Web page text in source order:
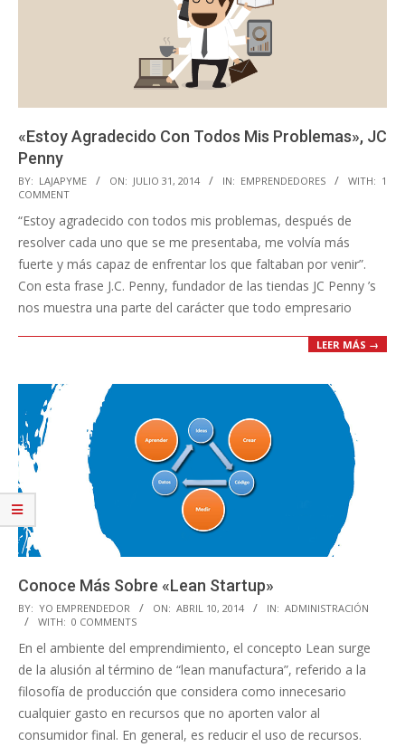
«Estoy Agradecido Con Todos Mis Problemas», JC
Penny
2014-
07-
31
BY: LAJAPYME ON: JULIO 31, 2014 IN: EMPRENDEDORES WITH: 1
COMMENT
“Estoy agradecido con todos mis problemas, después de
resolver cada uno que se me presentaba, me volvía más
fuerte y más capaz de enfrentar los que faltaban por venir”.
Con esta frase J.C. Penny, fundador de las tiendas JC Penny ’s
nos muestra una parte del carácter que todo empresario
LEER MÁS →
Conoce Más Sobre «Lean Startup»
2014-
04-
10
BY: YO EMPRENDEDOR ON: ABRIL 10, 2014 IN: ADMINISTRACIÓN
WITH: 0 COMMENTS
En el ambiente del emprendimiento, el concepto Lean surge
de la alusión al término de “lean manufactura”, referido a la
filosofía de producción que considera como innecesario
cualquier gasto en recursos que no aporten valor al
consumidor final. En general, es reducir el uso de recursos.